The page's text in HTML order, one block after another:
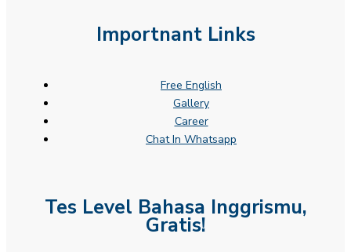
Importnant Links
Free English
Gallery
Career
Chat In Whatsapp
Tes Level Bahasa Inggrismu,
Gratis!